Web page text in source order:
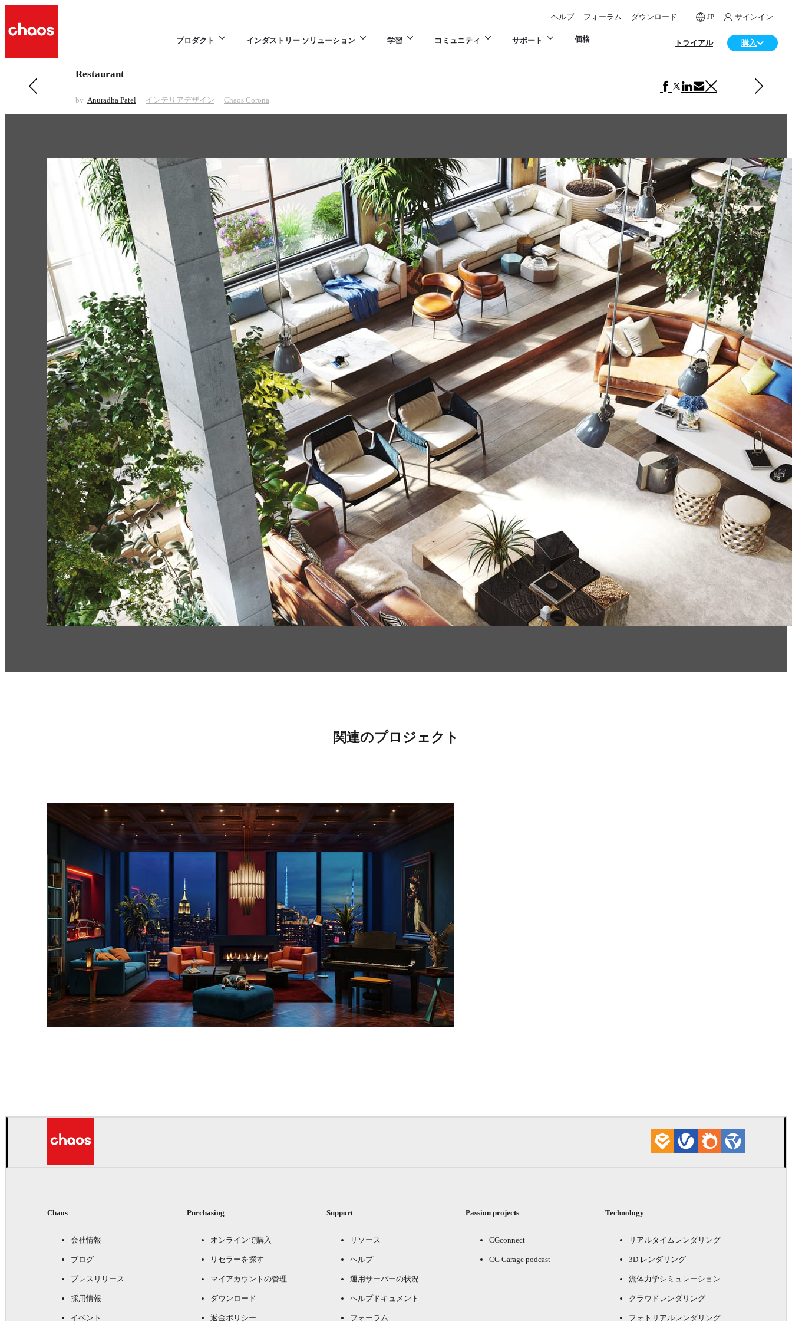
ヘルプ フォーラム ダウンロード JP サインイン
プロダクト インダストリー ソリューション 学習 コミュニティ サポート 価格 トライアル 購入
前の インテリアデザイン 項目
Restaurant
by Anuradha Patel インテリアデザイン Chaos Corona
Sakhalin Restaurant
関連のプロジェクト
Chaos
会社情報
ブログ
プレスリリース
採用情報
イベント
Purchasing
オンラインで購入
リセラーを探す
マイアカウントの管理
ダウンロード
返金ポリシー
Support
リソース
ヘルプ
運用サーバーの状況
ヘルプドキュメント
フォーラム
Passion projects
CGconnect
CG Garage podcast
Technology
リアルタイムレンダリング
3D レンダリング
流体力学シミュレーション
クラウドレンダリング
フォトリアルレンダリング